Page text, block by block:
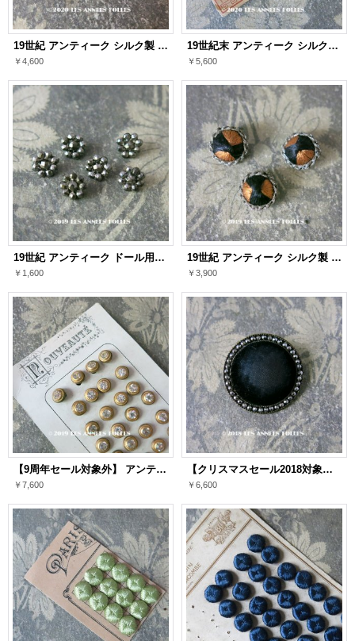
19世紀 アンティーク シルク製 くるみボタン ラベンダー＆ホワイトの格子柄 15mm 5ピース
￥4,600
19世紀末 アンティーク シルク製 くるみボタン 12mm オールドローズ色 18ピース
￥5,600
19世紀 アンティーク ドール用 極小 カットスチールボタン 8.5mm シルバー
￥1,600
19世紀 アンティーク シルク製 くるみボタン メタル紐の縁取り 15mm 3ピースのセット
￥3,900
【9周年セール対象外】 アンティーク クリスタルのボタン 10mm 6ピースのセット
￥7,600
【クリスマスセール2018対象外】 19世紀 アンティーク 大きなボタン ベルベット＆マーカサイト 16mm
￥6,600